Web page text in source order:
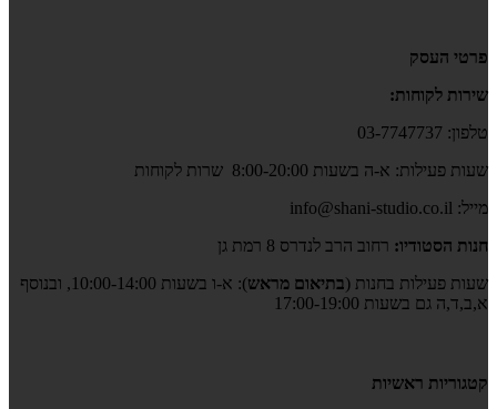
פרטי העסק
שירות לקוחות:
טלפון: 03-7747737
שעות פעילות: א-ה בשעות 8:00-20:00 שרות לקוחות
מייל: info@shani-studio.co.il
חנות הסטודיו: רחוב הרב לנדרס 8 רמת גן
שעות פעילות בחנות (בתיאום מראש
): א-ו בשעות 10:00-14:00, ובנוסף
א,ב,ד,ה גם בשעות 17:00-19:00
קטגוריות ראשיות